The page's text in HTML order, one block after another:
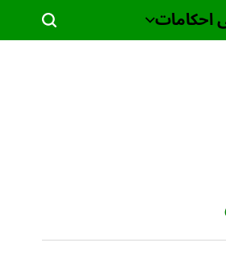
احکامات